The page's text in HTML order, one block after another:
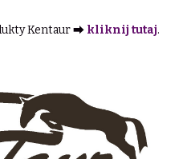
Kentaur ⮕ kliknij tutaj.